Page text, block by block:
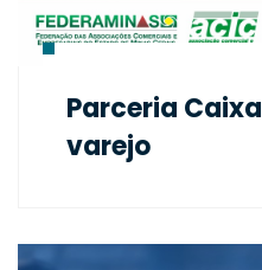
Parceria Caixa
varejo